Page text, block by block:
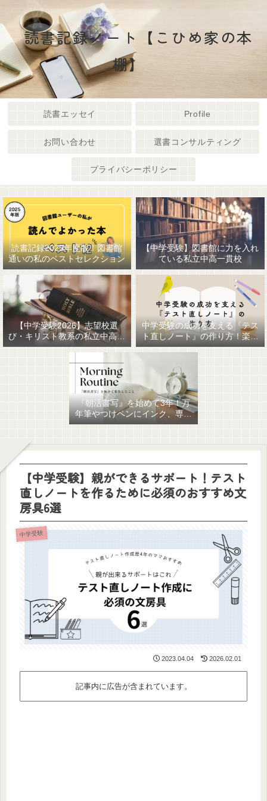
読書記録ノート【こひめ家の本
棚】
読書エッセイ Profile
お問い合わせ 選書コンサルティング
プライバシーポリシー
読書記録2025年度版！図書館
通いの私のベストセレクション
【中学受験】図書館に力を入れ
ている私立中高一貫校
【中学受験2026】志望校選
び・キリスト教系の私立中高一
貫女子校を調べてみました
中学受験の成功を支える『テス
ト直しノート』の作り方！楽に
作るための最強おすすめ文房具
『朝活書写』を始めて3年！万
年筆やつけペンにインク、専用
ノート、毎日が充実していま
【中学受験】親ができるサポート！テスト
直しノートを作るために必須のおすすめ文
房具6選
中学受験
2023.04.04 2026.02.01
記事内に広告が含まれています。